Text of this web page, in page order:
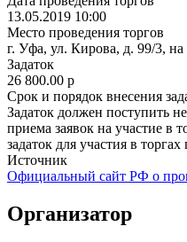
13.05.2019 10:00
Место проведения торгов
г. Уфа, ул. Кирова, д. 99/3, на
Задаток
26 800.00 p
Срок и порядок внесения
Задаток должен поступить
приема заявок на участие в
задаток для участия в
Источник
Официальный сайт РФ о
Организатор